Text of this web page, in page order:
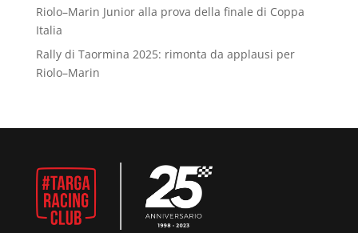
Riolo–Marin Junior alla prova della finale di Coppa
Italia
Rally di Taormina 2025: rimonta da applausi per
Riolo–Marin